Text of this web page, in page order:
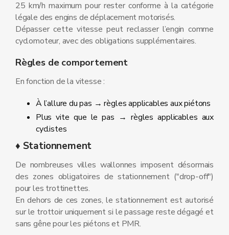
25 km/h maximum pour rester conforme à la catégorie
légale des engins de déplacement motorisés.
Dépasser cette vitesse peut reclasser l’engin comme
cyclomoteur, avec des obligations supplémentaires.
Règles de comportement
En fonction de la vitesse :
À l’allure du pas → règles applicables aux piétons
Plus vite que le pas → règles applicables aux
cyclistes
♦ Stationnement
De nombreuses villes wallonnes imposent désormais
des zones obligatoires de stationnement ("drop‑off")
pour les trottinettes.
En dehors de ces zones, le stationnement est autorisé
sur le trottoir uniquement si le passage reste dégagé et
sans gêne pour les piétons et PMR.